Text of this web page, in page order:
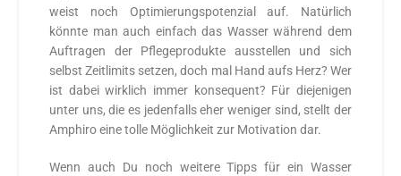
weist noch Optimierungspotenzial auf. Natürlich
könnte man auch einfach das Wasser während dem
Auftragen der Pflegeprodukte ausstellen und sich
selbst Zeitlimits setzen, doch mal Hand aufs Herz? Wer
ist dabei wirklich immer konsequent? Für diejenigen
unter uns, die es jedenfalls eher weniger sind, stellt der
Amphiro eine tolle Möglichkeit zur Motivation dar.
Wenn auch Du noch weitere Tipps für ein Wasser